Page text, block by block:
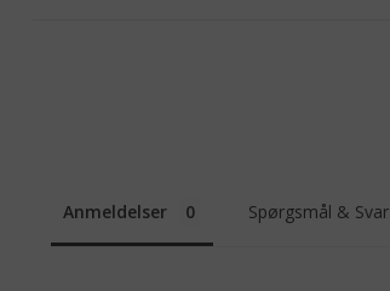
Anmeldelser Spørgsmål & Svar